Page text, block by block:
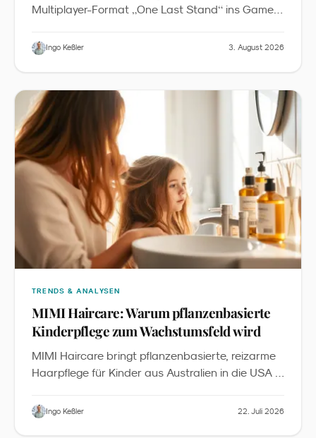
Multiplayer-Format „One Last Stand“ ins Game-
Einstiegshürde für Markenaktivierungen in Roblox
Festivals und Familien-Events.
Ingo Keßler 3. August 2026
TRENDS & ANALYSEN
MIMI Haircare: Warum pflanzenbasierte
Kinderpflege zum Wachstumsfeld wird
MIMI Haircare bringt pflanzenbasierte, reizarme
Haarpflege für Kinder aus Australien in die USA -
Zubehör. Aus Sicht des Familienmarketings ist
Ingo Keßler 22. Juli 2026